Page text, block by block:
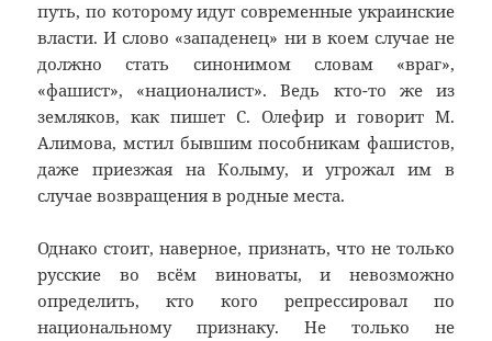
путь, по которому идут современные украинские
власти. И слово «западенец» ни в коем случае не
должно стать синонимом словам «враг»,
«фашист», «националист». Ведь кто-то же из
земляков, как пишет С. Олефир и говорит М.
Алимова, мстил бывшим пособникам фашистов,
даже приезжая на Колыму, и угрожал им в
случае возвращения в родные места.
Однако стоит, наверное, признать, что не только
русские во всём виноваты, и невозможно
определить, кто кого репрессировал по
национальному признаку. Не только не